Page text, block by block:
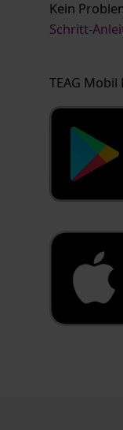
Kein
Schritt-
TEAG